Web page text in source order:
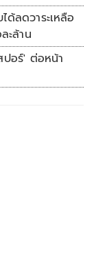
ด้ลดวาระเหลือ
ะล้าน
ปอร์' ต่อหน้า